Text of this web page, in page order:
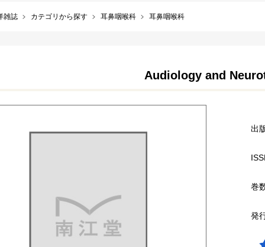
雑誌 カテゴリから探す 耳鼻咽喉科 耳鼻咽喉科
Audiology and
出
巻
発